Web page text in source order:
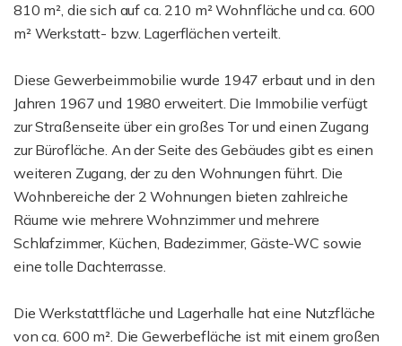
810 m², die sich auf ca. 210 m² Wohnfläche und ca. 600
m² Werkstatt- bzw. Lagerflächen verteilt.
Diese Gewerbeimmobilie wurde 1947 erbaut und in den
Jahren 1967 und 1980 erweitert. Die Immobilie verfügt
zur Straßenseite über ein großes Tor und einen Zugang
zur Bürofläche. An der Seite des Gebäudes gibt es einen
weiteren Zugang, der zu den Wohnungen führt. Die
Wohnbereiche der 2 Wohnungen bieten zahlreiche
Räume wie mehrere Wohnzimmer und mehrere
Schlafzimmer, Küchen, Badezimmer, Gäste-WC sowie
eine tolle Dachterrasse.
Die Werkstattfläche und Lagerhalle hat eine Nutzfläche
von ca. 600 m². Die Gewerbefläche ist mit einem großen